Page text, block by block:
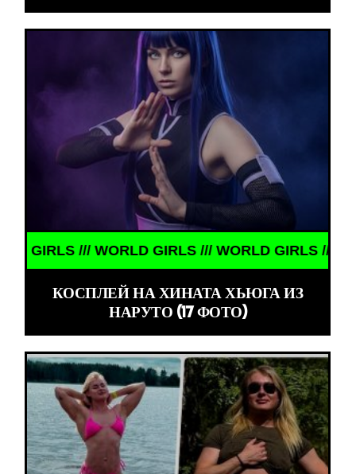
/// WORLD GIRLS /// WORLD GIRLS ///
КОСПЛЕЙ НА ХИНАТА ХЬЮГА ИЗ
НАРУТО (17 ФОТО)